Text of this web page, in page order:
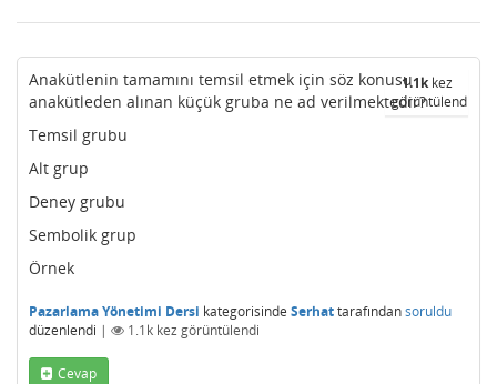
1.1kkez
görüntülendi
Anakütlenin tamamını temsil etmek için söz konusu
anakütleden alınan küçük gruba ne ad verilmektedir?
Temsil grubu
Alt grup
Deney grubu
Sembolik grup
Örnek
Pazarlama Yönetimi Dersi kategorisinde Serhattarafındansoruldu
düzenlendi | 1.1k kez görüntülendi
Cevap